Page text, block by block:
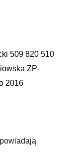
509 820 510
ZP-
2016